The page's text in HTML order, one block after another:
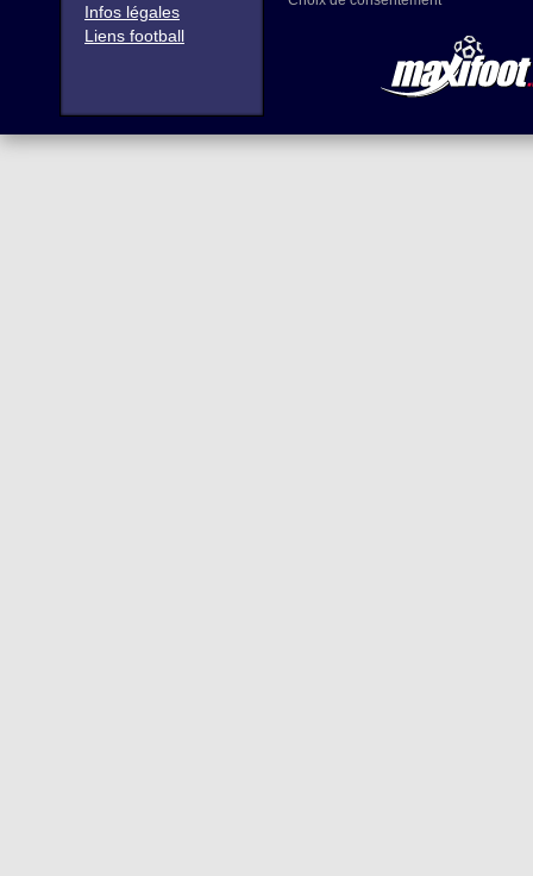
Infos légales
Liens football